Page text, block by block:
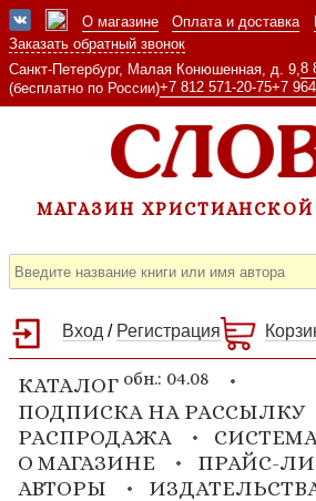
О магазине Оплата и доставка
Заказать обратный звонок
Санкт-Петербург, Малая Конюшенная, д. 9, 8
(бесплатно по России)+7 812 571-20-75+7
МАГАЗИН
Вход / Регистрация
КАТАЛОГ обн.: 04.08
ПОДПИСКА НА РАССЫЛКУ
РАСПРОДАЖА
О МАГАЗИНЕ
ПРАЙС-
АВТОРЫ